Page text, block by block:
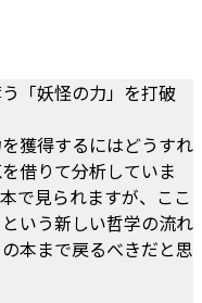
「妖怪の力」を打破
獲得するにはどうすれ
借りて分析していま
で見られますが、ここ
いう新しい哲学の流れ
本まで戻るべきだと思